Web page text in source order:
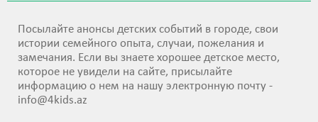
Посылайте анонсы детских событий в городе, свои
истории семейного опыта, случаи, пожелания и
замечания. Если вы знаете хорошее детское место,
которое не увидели на сайте, присылайте
информацию о нем на нашу электронную почту -
info@4kids.az